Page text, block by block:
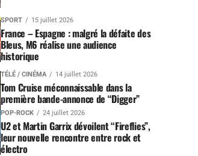
SPORT 15 juillet 2026
France – Espagne : malgré la défaite des
Bleus, M6 réalise une audience
historique
TÉLÉ / CINÉMA 14 juillet 2026
Tom Cruise méconnaissable dans la
première bande-annonce de “Digger”
POP-ROCK 24 juillet 2026
U2 et Martin Garrix dévoilent “Fireflies”,
leur nouvelle rencontre entre rock et
électro